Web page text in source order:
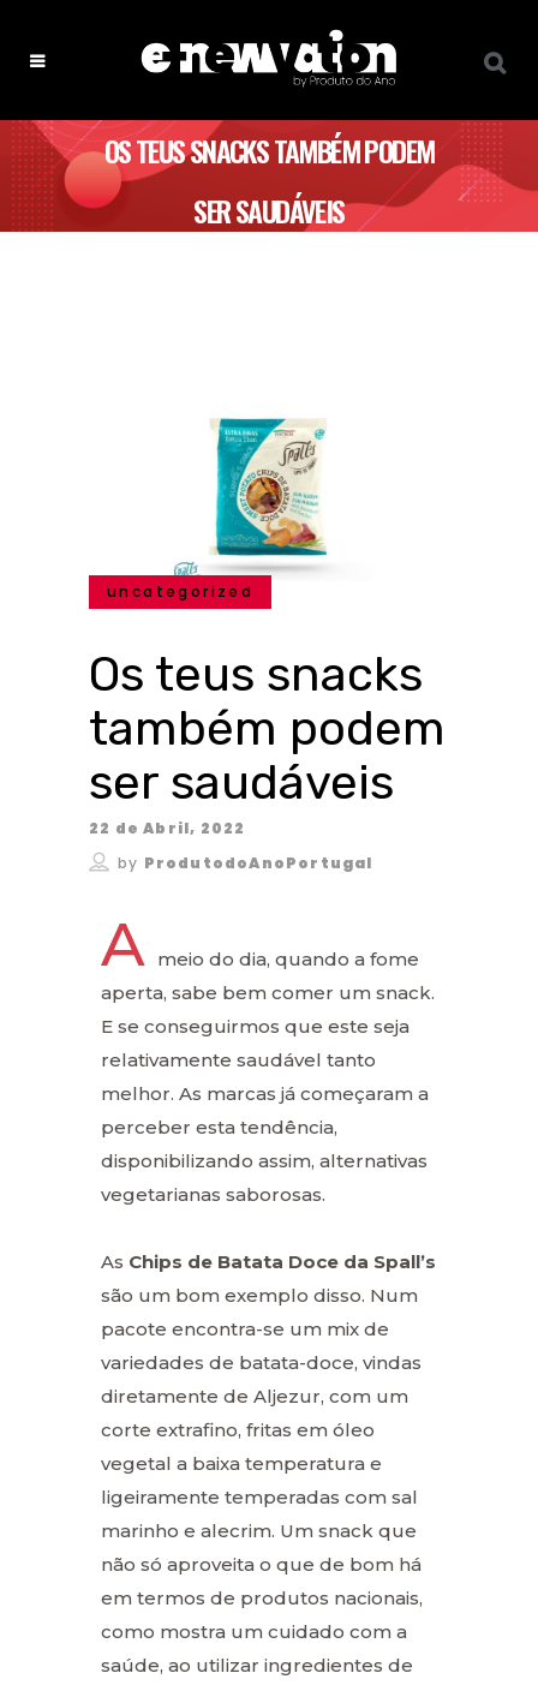
OS TEUS SNACKS TAMBÉM PODEM
SER SAUDÁVEIS
uncategorized
Os teus snacks
também podem
ser saudáveis
22 de Abril, 2022
by ProdutodoAnoPortugal
A meio do dia, quando a fome
aperta, sabe bem comer um snack.
E se conseguirmos que este seja
relativamente saudável tanto
melhor. As marcas já começaram a
perceber esta tendência,
disponibilizando assim, alternativas
vegetarianas saborosas.
As Chips de Batata Doce da Spall’s
são um bom exemplo disso. Num
pacote encontra-se um mix de
variedades de batata-doce, vindas
diretamente de Aljezur, com um
corte extrafino, fritas em óleo
vegetal a baixa temperatura e
ligeiramente temperadas com sal
marinho e alecrim. Um snack que
não só aproveita o que de bom há
em termos de produtos nacionais,
como mostra um cuidado com a
saúde, ao utilizar ingredientes de